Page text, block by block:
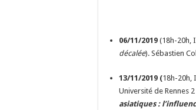
06/11/2019 (18h-20h,
décalée). Sébastien
13/11/2019 (18h-20h,
Université de Rennes 2
asiatiques :